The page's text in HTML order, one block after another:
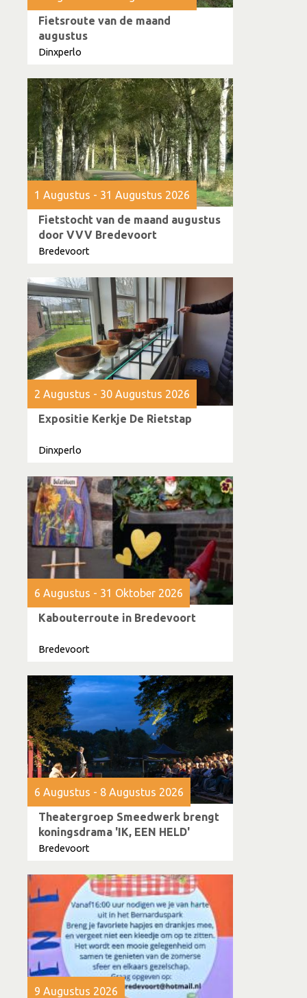
Fietsroute van de maand
augustus
Dinxperlo
1 Augustus - 31 Augustus 2026
Fietstocht van de maand augustus
door VVV Bredevoort
Bredevoort
2 Augustus - 30 Augustus 2026
Expositie Kerkje De Rietstap
Dinxperlo
6 Augustus - 31 Oktober 2026
Kabouterroute in Bredevoort
Bredevoort
6 Augustus - 8 Augustus 2026
Theatergroep Smeedwerk brengt
koningsdrama 'IK, EEN HELD'
Bredevoort
9 Augustus 2026